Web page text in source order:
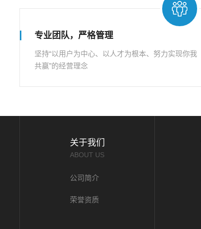
专业团队，严格管理
坚持“以用户为中心、以人才为根本、努力实现你我
共赢”的经营理念
关于我们
ABOUT US
公司简介
荣誉资质